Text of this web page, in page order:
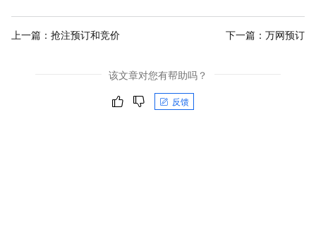
上一篇： 抢注预订和竞价 下一篇： 万网预订
该文章对您有帮助吗？
反馈